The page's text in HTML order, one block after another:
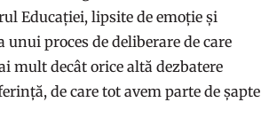
Educației, lipsite de emoție și
unui proces de deliberare de care
mult decât orice altă dezbatere
de care tot avem parte de șapte